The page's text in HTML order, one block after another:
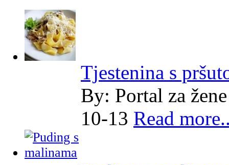
Tjestenina s
By: Portal za žene
10-13 Read